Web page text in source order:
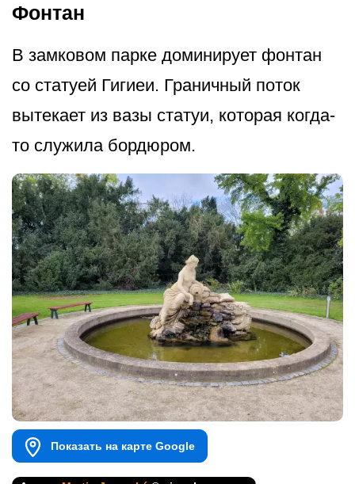
Фонтан
В замковом парке доминирует фонтан
со статуей Гигиеи. Граничный поток
вытекает из вазы статуи, которая когда-
то служила бордюром.
Показать на карте Google